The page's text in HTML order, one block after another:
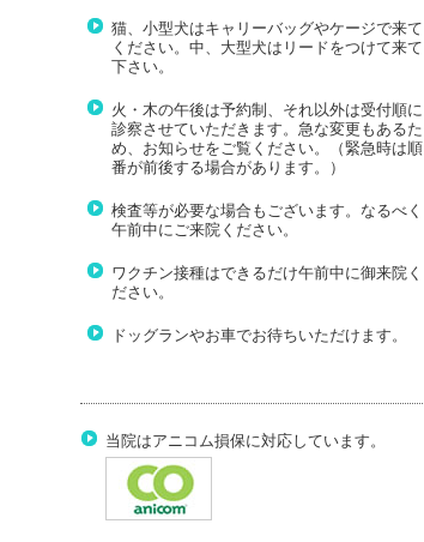
猫、小型犬はキャリーバッグやケージで来て
ください。中、大型犬はリードをつけて来て
下さい。
火・木の午後は予約制、それ以外は受付順に
診察させていただきます。急な変更もあるた
め、お知らせをご覧ください。（緊急時は順
番が前後する場合があります。）
検査等が必要な場合もございます。なるべく
午前中にご来院ください。
ワクチン接種はできるだけ午前中に御来院く
ださい。
ドッグランやお車でお待ちいただけます。
当院はアニコム損保に対応しています。